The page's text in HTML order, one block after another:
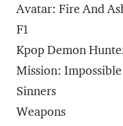
Avatar: Fire And
F1
Kpop Demon
Mission:
Sinners
Weapons